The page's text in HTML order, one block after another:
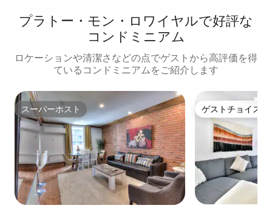
プラトー・モン・ロワイヤルで好評な
コンドミニアム
ロケーションや清潔さなどの点でゲストから高評価を得
ているコンドミニアムをご紹介します
スーパーホスト
スーパーホスト ゲストチョイス
ゲストチョイス